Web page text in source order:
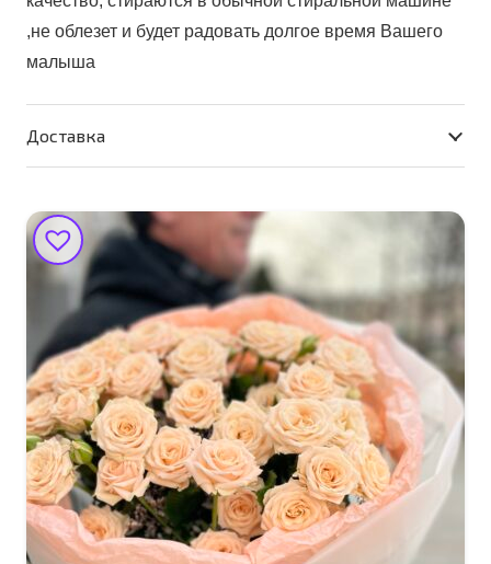
,не облезет и будет радовать долгое время Вашего
малыша
Доставка